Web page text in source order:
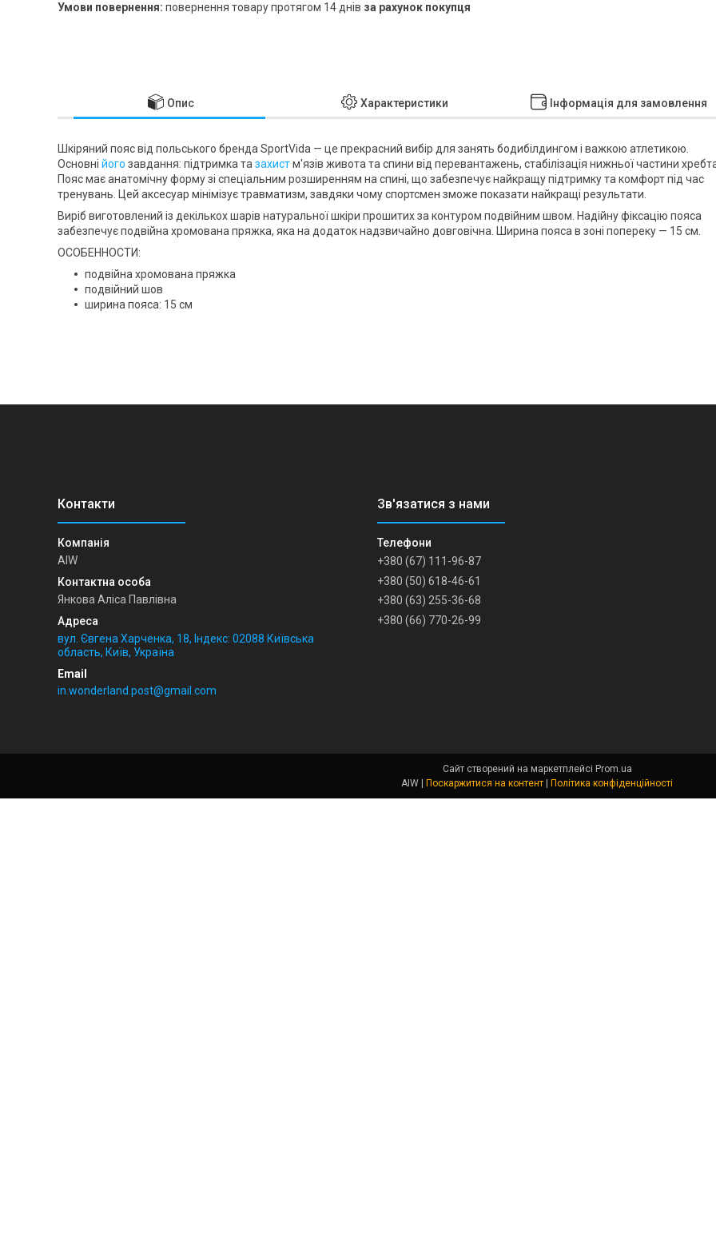
повернення товару протягом 14 днів за рахунок покупця
Опис Характеристики Інформація для замовлення
Шкіряний пояс від польського бренда SportVida — це прекрасний вибір для занять бодибілдингом і важкою атлетикою.
Основні його завдання: підтримка та захистм'язів живота та спини від перевантажень, стабілізація нижньої частини
Пояс має анатомічну форму зі спеціальним розширенням на спині, що забезпечує найкращу підтримку та комфорт під час
тренувань. Цей аксесуар мінімізує травматизм, завдяки чому спортсмен зможе показати найкращі результати.
Виріб виготовлений із декількох шарів натуральної шкіри прошитих за контуром подвійним швом. Надійну фіксацію пояса
забезпечуєподвійна хромована пряжка, яка на додаток надзвичайно довговічна. Ширина пояса в зоні попереку — 15 см
ОСОБЕННОСТИ:
подвійна хромована пряжка
подвійний шов
ширина пояса: 15 см
AIW
Янкова Аліса Павлівна
вул. Євгена Харченка, 18, Індекс: 02088 Київська
область, Київ, Україна
in.wonderland.post@gmail.com
+380 (67) 111-96-87
+380 (50) 618-46-61
+380 (63) 255-36-68
+380 (66) 770-26-99
Сайт створений на маркетплейсі Prom.ua
Поскаржитися на контент Політика конфіденційності